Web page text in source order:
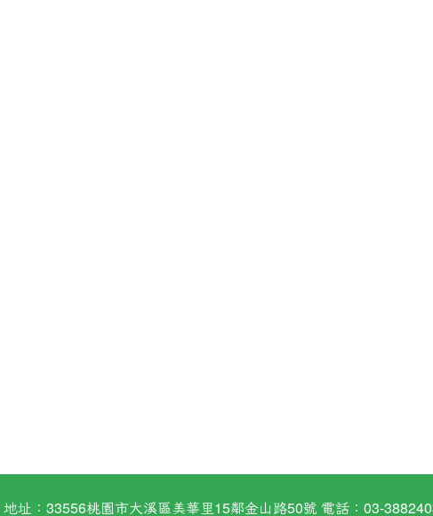
址：33556桃園市大溪區美華里15鄰金山路50號 電話：03-